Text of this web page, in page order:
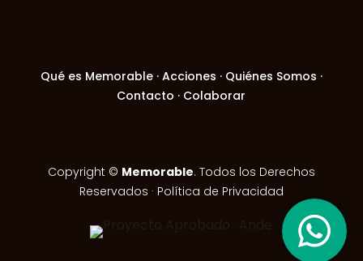
Qué es Memorable· Acciones · Quiénes Somos ·
Contacto · Colaborar
Copyright © Memorable. Todos los Derechos
Reservados · Política de Privacidad